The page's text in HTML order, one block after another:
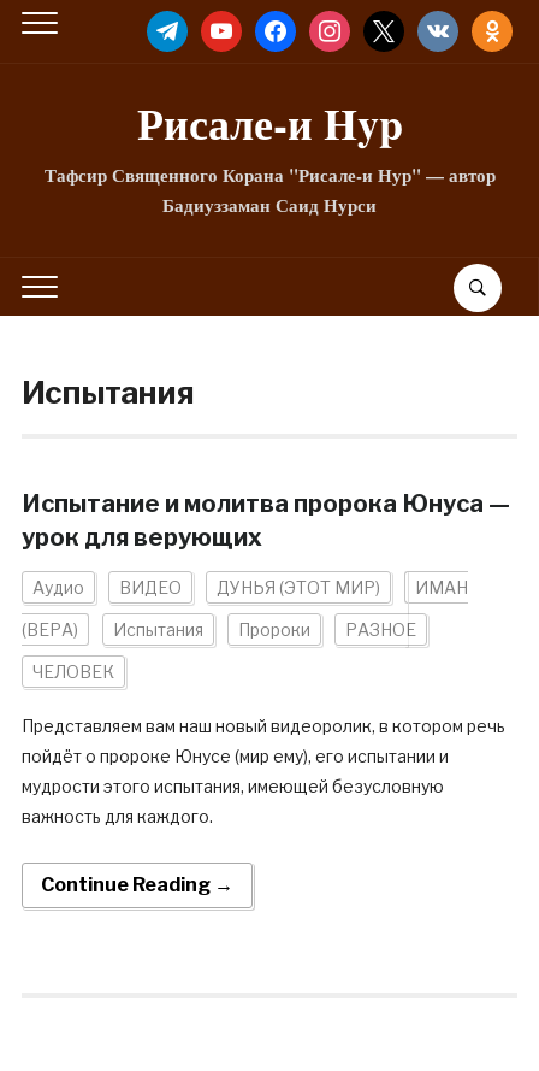
TELEGRAMYOUTUBEFACEBOOKINSTAGRAM
X VKONTAKTE
Рисале-и Hyp
Тафсир Священного Корана "Рисале-и Нур" — автор
Бадиуззаман Саид Нурси
Испытания
Испытание и молитва пророка Юнуса —
урок для верующих
Аудио ВИДЕО ДУНЬЯ (ЭТОТ МИР) ИМАН
(ВЕРА) Испытания Пророки РАЗНОЕ
ЧЕЛОВЕК
Представляем вам наш новый видеоролик, в котором речь
пойдёт о пророке Юнусе (мир ему), его испытании и
мудрости этого испытания, имеющей безусловную
важность для каждого.
Continue Reading →